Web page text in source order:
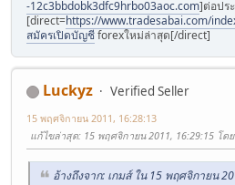
-12c3bbdobk3dfc9hrbo03aoc.com]ต่อปร
[direct=https://www.tradesabai.com/
สมัครเปิดบัญชีforexใหม่ล่าสุด[/direct]
Luckyz
Verified Seller
15 พฤศจิกายน 2011, 16:28:13
แก้ไขล่าสุด: 15 พฤศจิกายน 2011, 16:29:15 โดย
อ้างถึงจาก: เกมส์ ใน 15 พฤศจิกายน